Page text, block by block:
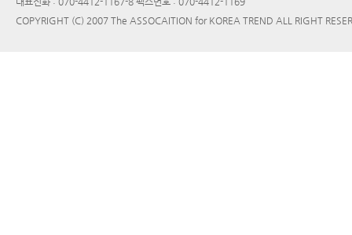
COPYRIGHT (C) 2007 The ASSOCAITION for KOREA TREND ALL RIGHT